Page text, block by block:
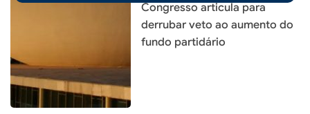
Congresso articula para
derrubar veto ao aumento do
fundo partidário